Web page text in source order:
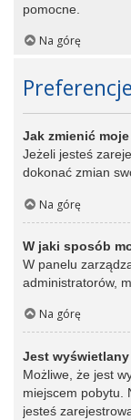
pomocne.
Na górę
Jak zmienić
Jeżeli jesteś
dokonać zmian
Na górę
W jaki sposób
W panelu
administratorów,
Na górę
Jest wyświetlany
Możliwe, że jest
miejscem pobytu.
jesteś